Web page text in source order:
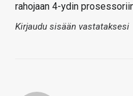
rahojaan 4-ydin
Kirjaudu sisään vastataksesi